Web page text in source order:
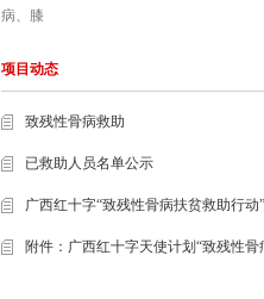
病、膝
项目动态
致残性骨病救助
已救助人员名单公示
广西红十字“致残性骨病扶贫救助行动
附件：广西红十字天使计划“致残性